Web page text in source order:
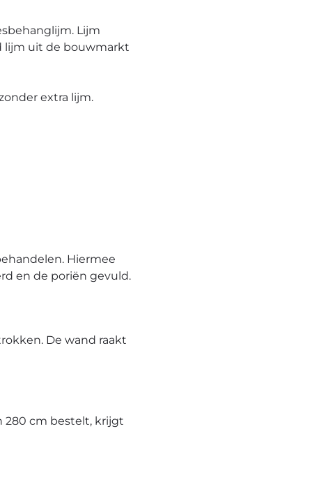
Lijm
lijm uit de bouwmarkt
extra lijm.
Hiermee
en de poriën gevuld.
De wand raakt
280 cm bestelt, krijgt